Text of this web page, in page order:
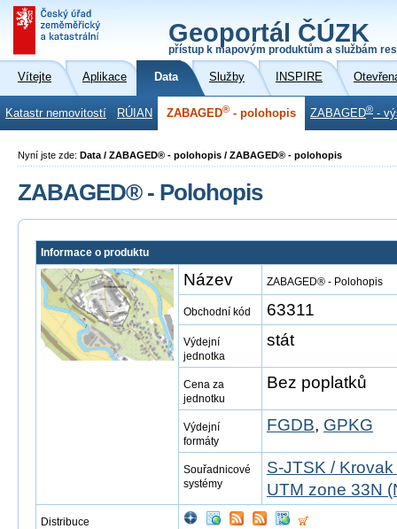
Geoportál ČÚZK
přístup k mapovým produktům a službám
Vítejte Aplikace Data Služby INSPIRE
Katastr nemovitostí RÚIAN ZABAGED® - polohopis ZABAGED® -
Nyní jste zde: Data / ZABAGED® - polohopis / ZABAGED® - polohopis
ZABAGED® - Polohopis
Informace o produktu
Název ZABAGED® - Polohopis
Obchodní kód 63311
Výdejní
jednotka
stát
Cena za
jednotku
Bez poplatků
Výdejní
formáty
FGDB, GPKG
Souřadnicové
systémy
S-JTSK /
UTM zone 33N
Distribuce